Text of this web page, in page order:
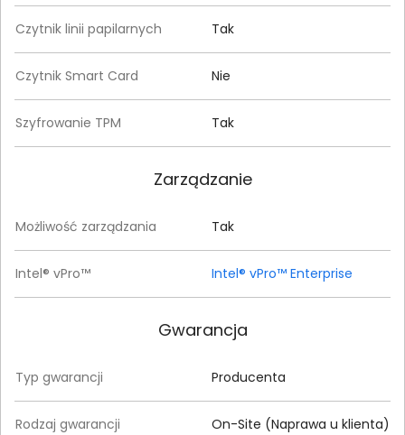
Czytnik linii papilarnych Tak
Czytnik Smart Card Nie
Szyfrowanie TPM Tak
Zarządzanie
Możliwość zarządzania Tak
Intel® vPro™ Intel® vPro™ Enterprise
Gwarancja
Typ gwarancji Producenta
Rodzaj gwarancji On-Site (Naprawa u klienta)